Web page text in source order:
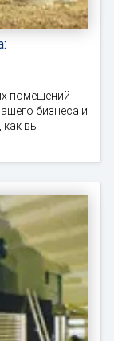
помещений
бизнеса и
как вы